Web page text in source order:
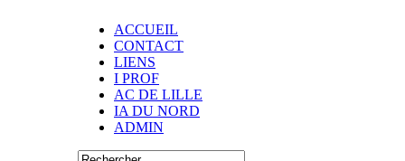
ACCUEIL
CONTACT
LIENS
I PROF
AC DE LILLE
IA DU NORD
ADMIN